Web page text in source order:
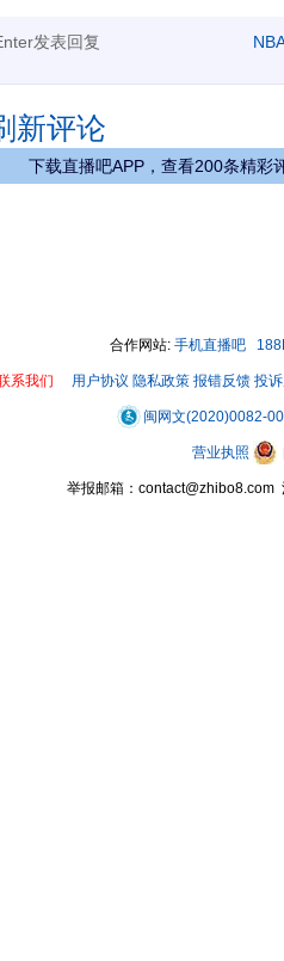
发表回复
新评论
下载直播吧APP，查看200条精彩
合作网站: 手机直播吧
系我们 用户协议 隐私政策 报错反馈 投
闽网文(2020)0082-
营业执照
举报邮箱：